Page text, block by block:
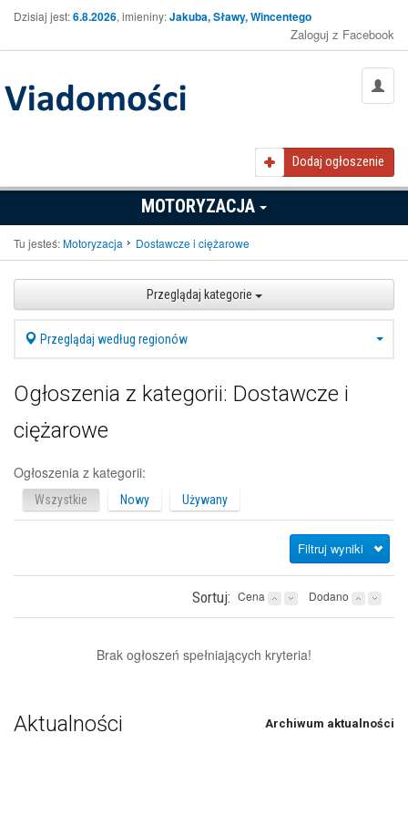
Dzisiaj jest:6.8.2026, imieniny:Jakuba, Sławy, Wincentego
Zaloguj z Facebook
Dodaj ogłoszenie
MOTORYZACJA
Tu jesteś:Motoryzacja Dostawcze i ciężarowe
Przeglądaj kategorie
Przeglądaj według regionów
Ogłoszenia z kategorii: Dostawcze i
ciężarowe
Ogłoszenia z kategorii:
Wszystkie Nowy Używany
Filtruj wyniki
Sortuj: Cena Dodano
Brak ogłoszeń spełniających kryteria!
Aktualności Archiwum aktualności